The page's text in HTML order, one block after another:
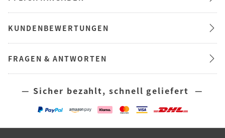
KUNDENBEWERTUNGEN
FRAGEN & ANTWORTEN
— Sicher bezahlt, schnell geliefert —